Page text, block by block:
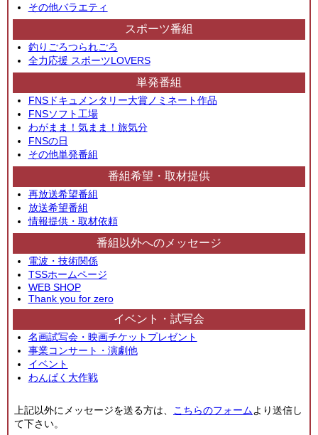
その他バラエティ
スポーツ番組
釣りごろつられごろ
全力応援 スポーツLOVERS
単発番組
FNSドキュメンタリー大賞ノミネート作品
FNSソフト工場
わがまま！気まま！旅気分
FNSの日
その他単発番組
番組希望・取材提供
再放送希望番組
放送希望番組
情報提供・取材依頼
番組以外へのメッセージ
電波・技術関係
TSSホームページ
WEB SHOP
Thank you for zero
イベント・試写会
名画試写会・映画チケットプレゼント
事業コンサート・演劇他
イベント
わんぱく大作戦
上記以外にメッセージを送る方は、 こちらのフォームより送信し
て下さい。